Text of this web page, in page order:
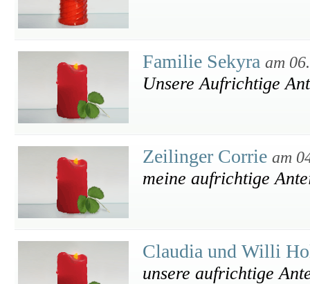
Familie Sekyra am
Unsere Aufrichtige
Zeilinger Corrie am
meine aufrichtige
Claudia und Willi
unsere aufrichtige